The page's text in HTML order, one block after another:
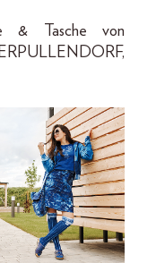
& Tasche von